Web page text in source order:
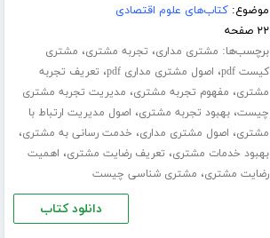
موضوع:کتاب‌های علوم اقتصادی
۲۲ صفحه
برچسب‌ها: مشتری مداری، تجربه مشتری، مشتری
کیست pdf
، اصول مشتری مداری pdf ، تعریف تجربه
مشتری، مفهوم تجربه مشتری، مدیریت تجربه مشتری
چیست،بهبود تجربه مشتری، اصول مدیریت ارتباط با
مشتری، اصول مشتری مداری، خدمت رسانی به مشتری،
بهبود خدمات مشتری، تعریف رضایت مشتری، اهمیت
رضایت مشتری، مشتری شناسی چیست
دانلود کتاب